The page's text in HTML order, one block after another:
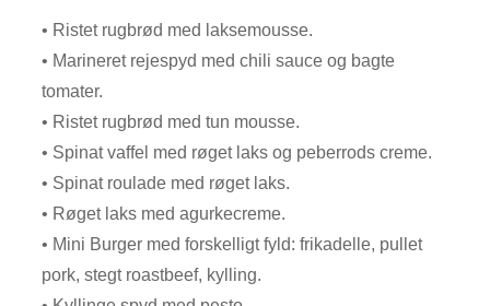
• Ristet rugbrød med laksemousse.
• Marineret rejespyd med chili sauce og bagte
tomater.
• Ristet rugbrød med tun mousse.
• Spinat vaffel med røget laks og peberrods creme.
• Spinat roulade med røget laks.
• Røget laks med agurkecreme.
• Mini Burger med forskelligt fyld: frikadelle, pullet
pork, stegt roastbeef, kylling.